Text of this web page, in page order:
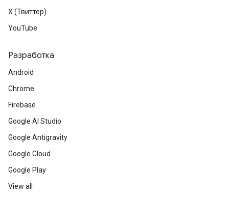
X (Твиттер)
YouTube
Разработка
Android
Chrome
Firebase
Google AI Studio
Google Antigravity
Google Cloud
Google Play
View all